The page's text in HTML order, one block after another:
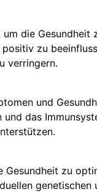
die
zu
verringern.
und
das
ützen.
zu